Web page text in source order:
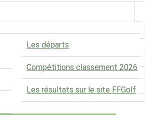
Les départs
Compétitions classement 2026
Les résultats sur le site FFGolf